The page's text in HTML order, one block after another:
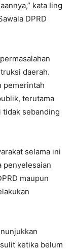
kata Iing
DPRD
daerah.
pemerintah
terutama
tidak sebanding
selama ini
penyelesaian
maupun
ketika belum